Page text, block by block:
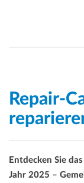
Repair-
Entdecken Sie
Jahr 2025 –